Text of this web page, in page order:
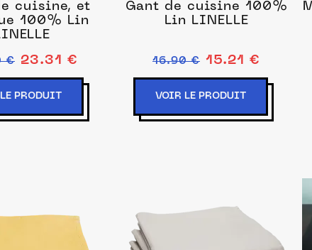
cuisine, et
Lin
€ 23.31 €
PRODUIT
Gant de cuisine 100%
Lin LINELLE
16.90 € 15.21 €
VOIR LE PRODUIT